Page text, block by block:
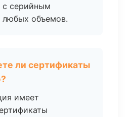
с серийным
любых объемов.
ли сертификаты
имеет